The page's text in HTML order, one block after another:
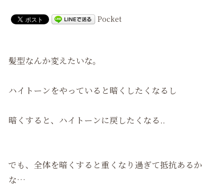
Pocket
髪型なんか変えたいな。
ハイトーンをやっていると暗くしたくなるし
暗くすると、ハイトーンに戻したくなる..
でも、全体を暗くすると重くなり過ぎて抵抗あるか
な…